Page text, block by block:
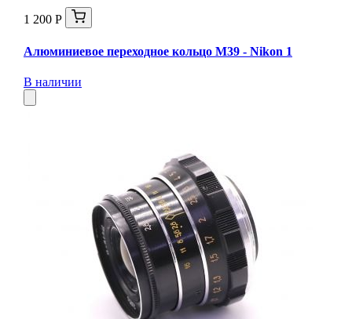
1 200 Р
Алюминиевое переходное кольцо M39 - Nikon 1
В наличии